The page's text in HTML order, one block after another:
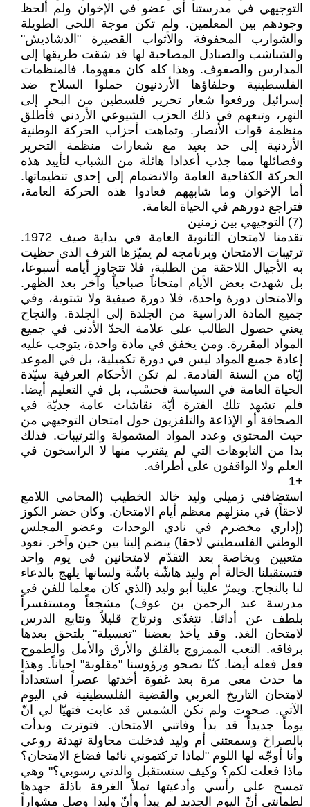
التوجيهي في مدرستنا أي عضو في الإخوان ولم ألحظ
وجودهم بين المعلمين. ولم تكن موجة اللحى الطويلة
والشوارب المحفوفة والأثواب القصيرة "الدشاديش"
والشباشب والصنادل المصاحبة لها قد شقت طريقها إلى
المدارس والصفوف. وهذا كله كان مفهوما، فالمنظمات
الفلسطينية وحلفاؤها الأردنيون حملوا السلاح ضد
إسرائيل ورفعوا شعار تحرير فلسطين من البحر إلى
النهر، وتبعهم في ذلك الحزب الشيوعي الأردني فأطلق
منظمة قوات الأنصار. وتماهت أحزاب الحركة الوطنية
الأردنية إلى حد بعيد مع شعارات منظمة التحرير
وفصائلها مما جذب أعدادا هائلة من الشباب لتأييد هذه
الحركة الكفاحية العامة والانضمام إلى إحدى تنظيماتها.
أما الإخوان وما شابههم فعادوا هذه الحركة العامة،
فتراجع دورهم في الحياة العامة.
(7) التوجيهي بين زمنين
تقدمنا لامتحان الثانوية العامة في بداية صيف 1972.
ترتيبات الامتحان وبرنامجه لم يميّزها الترف الذي حظيت
به الأجيال اللاحقة من الطلبة، فلا تتجاوز أيامه أسبوعا،
بل شهدت بعض الأيام امتحاناً صباحياً وآخر بعد الظهر.
والامتحان دورة واحدة، فلا دورة صيفية ولا شتوية، وفي
جميع المادة الدراسية من الجلدة إلى الجلدة. والنجاح
يعني حصول الطالب على علامة الحدّ الأدنى في جميع
المواد المقررة. ومن يخفق في مادة واحدة، يتوجب عليه
إعادة جميع المواد ليس في دورة تكميلية، بل في الموعد
إيّاه من السنة القادمة. لم تكن الأحكام العرفية سيّدة
الحياة العامة في السياسة فحسْب، بل في التعليم أيضا.
فلم تشهد تلك الفترة أيّة نقاشات عامة جديّة في
الصحافة أو الإذاعة والتلفزيون حول امتحان التوجيهي من
حيث المحتوى وعدد المواد المشمولة والترتيبات. فذلك
بدا من التابوهات التي لم يقترب منها لا الراسخون في
العلم ولا الواقفون على أطرافه.
+1
استضافني زميلي وليد خالد الخطيب (المحامي اللامع
لاحقاً) في منزلهم معظم أيام الامتحان. وكان خضر الكوز
(إداري مخضرم في نادي الوحدات وعضو المجلس
الوطني الفلسطيني لاحقا) ينضم إلينا بين حين وآخر. نعود
متعبين وبخاصة بعد التقدّم لامتحانين في يوم واحد
فتستقبلنا الخالة أم وليد هاشّة باشّة ولسانها يلهج بالدعاء
لنا بالنجاح. ويمرّ علينا أبو وليد (الذي كان معلما للفن في
مدرسة عبد الرحمن بن عوف) مشجعاً ومستفسراً
بلطف عن أدائنا. نتغدّى ونرتاح قليلاً ونتابع الدرس
لامتحان الغد. وقد يأخذ بعضنا "تعسيلة" يلتحق بعدها
برفاقه. التعب الممزوج بالقلق والأرق والأمل والطموح
فعل فعله أيضا. كنّا نصحو ورؤوسنا "مقلوبة" احياناً. وهذا
ما حدث معي مرة بعد غفوة أخذتها عصراً استعداداً
لامتحان التاريخ العربي والقضية الفلسطينية في اليوم
الآتي. صحوت ولم تكن الشمس قد غابت فتهيّا لي انّ
يوماً جديداً قد بدأ وفاتني الامتحان. فتوترت وبدأت
بالصراخ وسمعتني أم وليد فدخلت محاولة تهدئة روعي
وأنا أوجّه لها اللوم "لماذا تركتموني نائما فضاع الامتحان؟
ماذا فعلت لكم؟ وكيف ستستقبل والدتي رسوبي؟" وهي
تمسح على رأسي وأدعيتها تملأ الغرفة باذلة جهدها
لطمأنتي أنّ اليوم الجديد لم يبدأ وأنّ وليدا وصل مشواراً